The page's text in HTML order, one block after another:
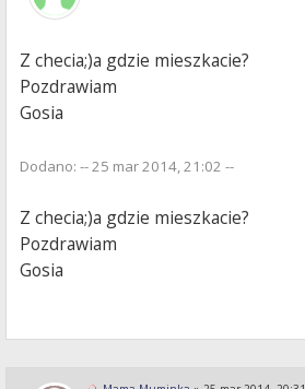
Z checia;)a gdzie mieszkacie?
Pozdrawiam
Gosia
Dodano: -- 25 mar 2014, 21:02 --
Z checia;)a gdzie mieszkacie?
Pozdrawiam
Gosia